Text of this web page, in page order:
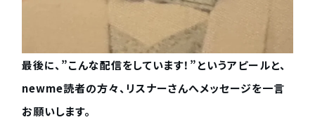
最後に、”こんな配信をしています！”というアピールと、
newme読者の方々、リスナーさんへメッセージを一言
お願いします。